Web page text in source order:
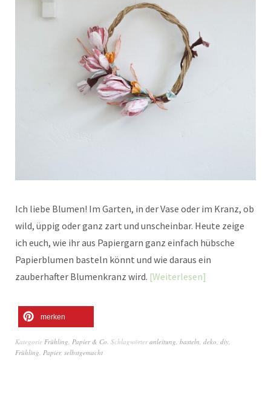
Ich liebe Blumen! Im Garten, in der Vase oder im Kranz, ob
wild, üppig oder ganz zart und unscheinbar. Heute zeige
ich euch, wie ihr aus Papiergarn ganz einfach hübsche
Papierblumen basteln könnt und wie daraus ein
zauberhafter Blumenkranz wird. Weiterlesen
merken
Kategorie Frühling Papier & Co. Schlagwörteranleitung basteln deko diy
Frühling Papier, selbstgemacht